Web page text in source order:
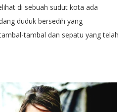
di sebuah sudut kota ada
duduk bersedih yang
tambal dan sepatu yang telah